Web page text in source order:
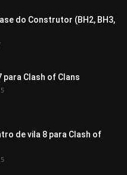
do Construtor (BH2, BH3,
para Clash of Clans
de vila 8 para Clash of